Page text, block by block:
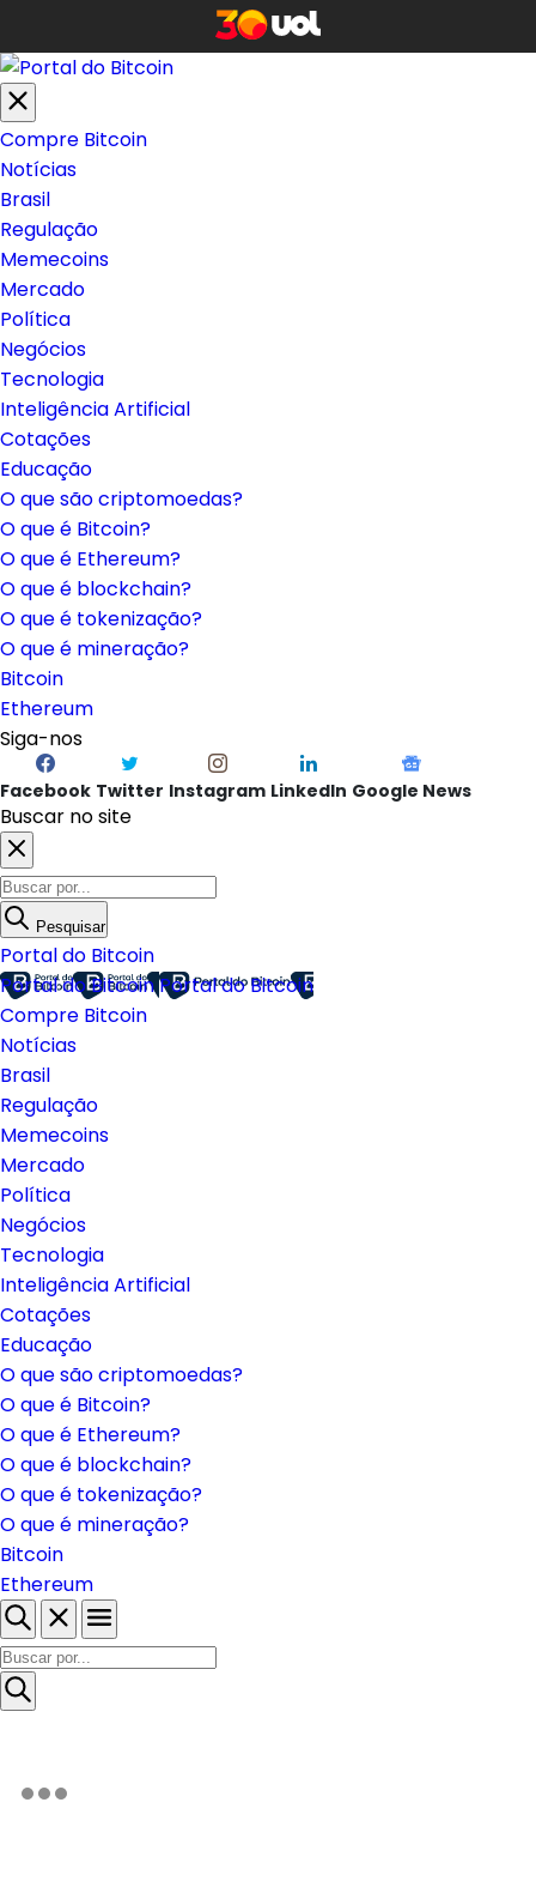
Compre Bitcoin
Notícias
Brasil
Regulação
Memecoins
Mercado
Política
Negócios
Tecnologia
Inteligência Artificial
Cotações
Educação
O que são criptomoedas?
O que é Bitcoin?
O que é Ethereum?
O que é blockchain?
O que é tokenização?
O que é mineração?
Bitcoin
Ethereum
Siga-nos
Facebook Twitter Instagram LinkedIn Google News
Buscar no site
Pesquisar
Portal do Bitcoin
Portal do BitcoinPortal do Bitcoin
Compre Bitcoin
Notícias
Brasil
Regulação
Memecoins
Mercado
Política
Negócios
Tecnologia
Inteligência Artificial
Cotações
Educação
O que são criptomoedas?
O que é Bitcoin?
O que é Ethereum?
O que é blockchain?
O que é tokenização?
O que é mineração?
Bitcoin
Ethereum